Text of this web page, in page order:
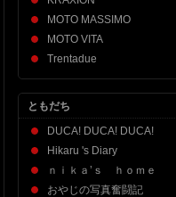
MOTO MASSIMO
MOTO VITA
Trentadue
ともだち
DUCA! DUCA! DUCA!
Hikaru 's Diary
ｎｉｋａ’ｓ ｈｏｍｅ
おやじの写真奮闘記